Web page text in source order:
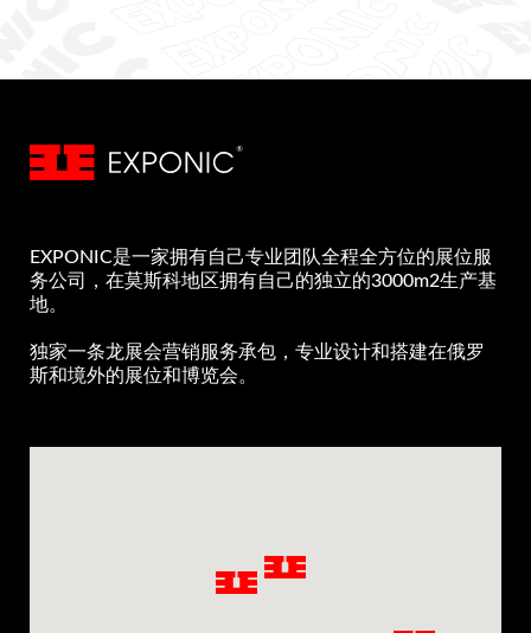
EXPONIC是一家拥有自己专业团队全程全方位的展位服
务公司，在莫斯科地区拥有自己的独立的3000m2生产基
地。
独家一条龙展会营销服务承包，专业设计和搭建在俄罗
斯和境外的展位和博览会。